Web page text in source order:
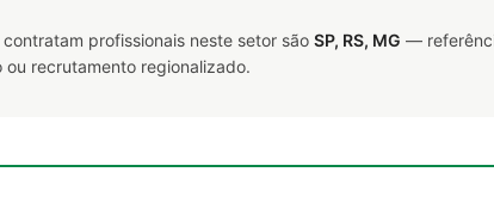
profissionais neste setor são SP, RS, MG —
ou recrutamento regionalizado.